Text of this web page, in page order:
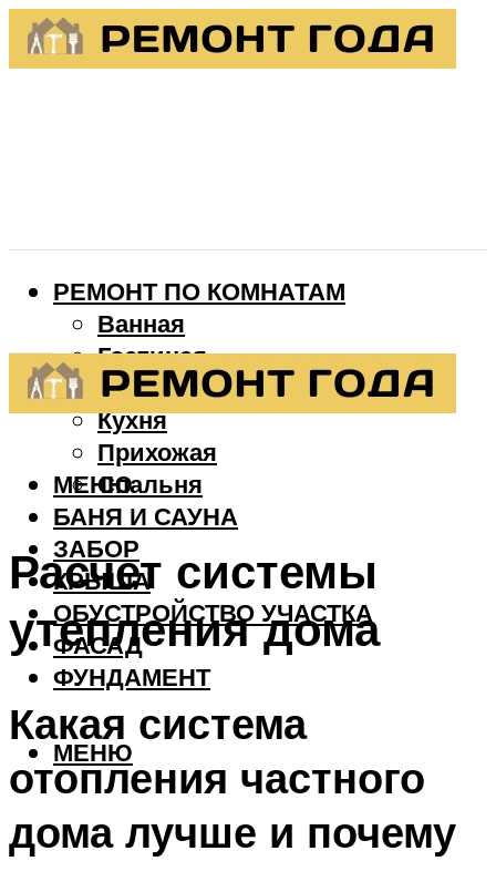
РЕМОНТ ПО КОМНАТАМ
Ванная
Гостиная
Детская
Кухня
Прихожая
Спальня
БАНЯ И САУНА
ЗАБОР
КРЫША
ОБУСТРОЙСТВО УЧАСТКА
ФАСАД
ФУНДАМЕНТ
МЕНЮ
МЕНЮ
Расчет системы
утепления дома
Какая система
отопления частного
дома лучше и почему